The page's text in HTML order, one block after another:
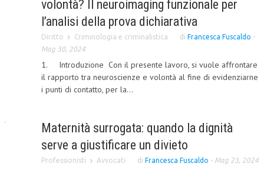
BROCHURE CE.S.E.D.
LA RIVISTA
LA RIVISTA
COMITATO SCIENTIFICO
REDAZIONE
volontà? Il neuroimaging funzionale per
l’analisi della prova dichiarativa
Diritto Criminologia e criminalistica di Francesca Fuscaldo -
Mag 30, 2024
1. Introduzione Con il presente lavoro, si vuole affrontare
il rapporto tra neuroscienze e volontà al fine di evidenziarne
i punti di contatto, per la...
Maternità surrogata: quando la dignità
serve a giustificare un divieto
Professionisti Avvocati di Francesca Fuscaldo - Mag 23, 2024